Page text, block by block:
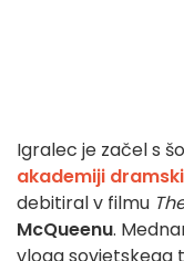
Igralec je začel s
akademiji
debitiral v filmu
McQueenu.